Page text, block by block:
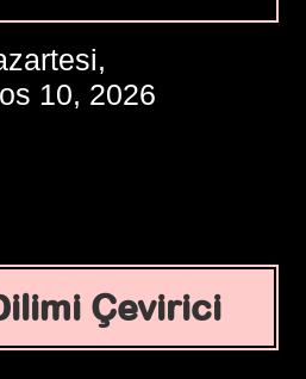
10, 2026
Çevirici